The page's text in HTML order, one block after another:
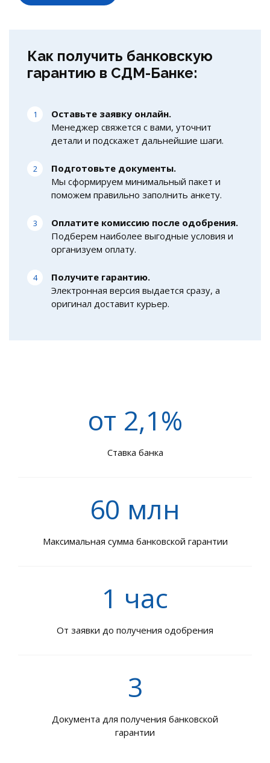
Как получить банковскую
гарантию в СДМ-Банке:
Оставьте заявку онлайн.
Менеджер свяжется с вами, уточнит
детали и подскажет дальнейшие шаги.
Подготовьте документы.
Мы сформируем минимальный пакет и
поможем правильно заполнить анкету.
Оплатите комиссию после одобрения.
Подберем наиболее выгодные условия и
организуем оплату.
Получите гарантию.
Электронная версия выдается сразу, а
оригинал доставит курьер.
от 2,1%
Ставка банка
60 млн
Максимальная сумма банковской гарантии
1 час
От заявки до получения одобрения
3
Документа для получения банковской
гарантии